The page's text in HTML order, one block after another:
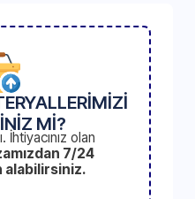
Mİ?
İhtiyacınız olan
7/24
alabilirsiniz.